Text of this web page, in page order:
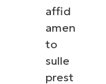
affid
amen
to
sulle
prest
Dai